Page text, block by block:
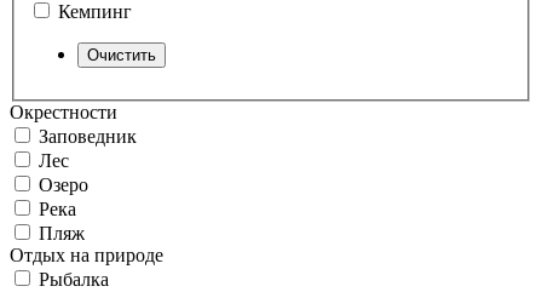
Кемпинг
Окрестности
Заповедник
Лес
Озеро
Река
Пляж
Отдых на природе
Рыбалка